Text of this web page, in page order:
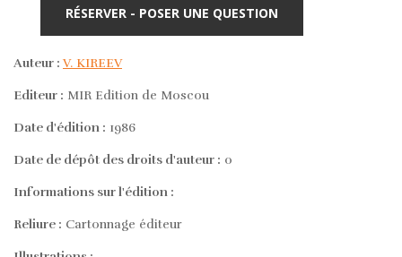
RÉSERVER - POSER UNE QUESTION
Auteur : V. KIREEV
Editeur : MIR Edition de Moscou
Date d'édition : 1986
Date de dépôt des droits d'auteur : 0
Informations sur l'édition :
Reliure : Cartonnage éditeur